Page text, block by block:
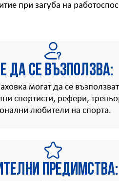
при загуба на
да се възползва:
могат да се възползват
спортисти, рефери,
любители на спорта.
предимства: